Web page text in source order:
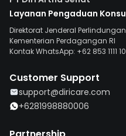
Layanan Pengaduan
Direktorat Jenderal
Kementerian Perdagangan RI
Kontak WhatsApp: +62 853 1111
Customer Support
support@diricare.com
+6281998880006